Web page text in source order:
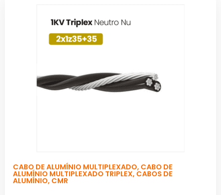
CABO DE ALUMÍNIO MULTIPLEXADO, CABO DE
ALUMÍNIO MULTIPLEXADO TRIPLEX, CABOS DE
ALUMÍNIO, CMR